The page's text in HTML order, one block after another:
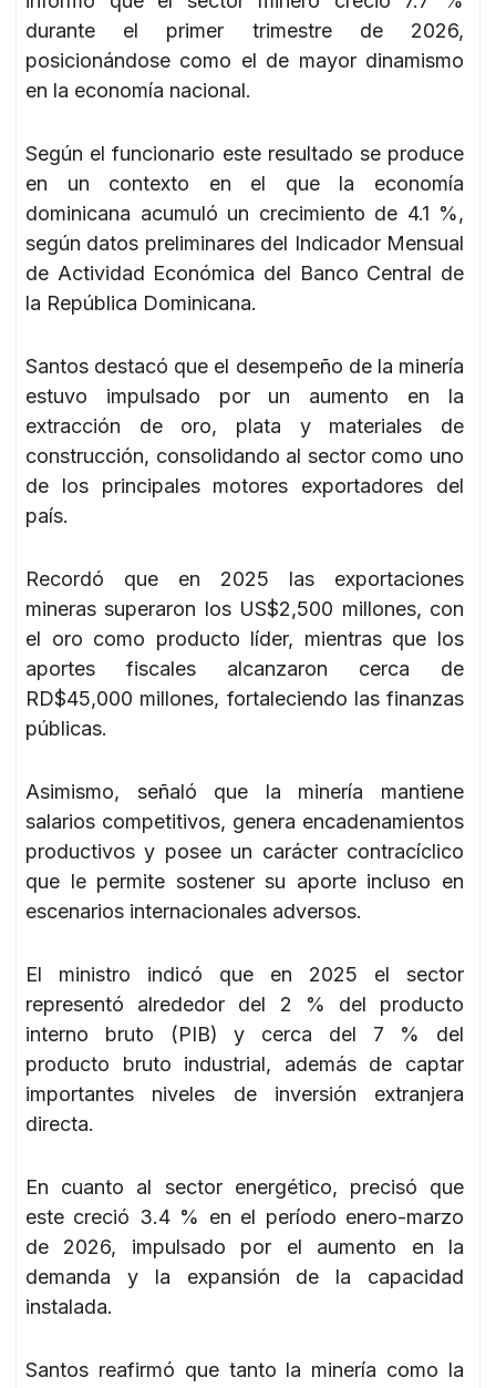
durante el primer trimestre de 2026,
posicionándose como el de mayor dinamismo
en la economía nacional.
Según el funcionario este resultado se produce
en un contexto en el que la economía
dominicana acumuló un crecimiento de 4.1 %,
según datos preliminares del Indicador Mensual
de Actividad Económica del Banco Central de
la República Dominicana.
Santos destacó que el desempeño de la minería
estuvo impulsado por un aumento en la
extracción de oro, plata y materiales de
construcción, consolidando al sector como uno
de los principales motores exportadores del
país.
Recordó que en 2025 las exportaciones
mineras superaron los US$2,500 millones, con
el oro como producto líder, mientras que los
aportes fiscales alcanzaron cerca de
RD$45,000 millones, fortaleciendo las finanzas
públicas.
Asimismo, señaló que la minería mantiene
salarios competitivos, genera encadenamientos
productivos y posee un carácter contracíclico
que le permite sostener su aporte incluso en
escenarios internacionales adversos.
El ministro indicó que en 2025 el sector
representó alrededor del 2 % del producto
interno bruto (PIB) y cerca del 7 % del
producto bruto industrial, además de captar
importantes niveles de inversión extranjera
directa.
En cuanto al sector energético, precisó que
este creció 3.4 % en el período enero-marzo
de 2026, impulsado por el aumento en la
demanda y la expansión de la capacidad
instalada.
Santos reafirmó que tanto la minería como la